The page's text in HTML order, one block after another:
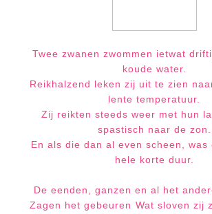
Twee zwanen zwommen ietwat
koude water.
Reikhalzend leken zij uit te zien
lente temperatuur.
Zij reikten steeds weer met hun
spastisch naar de zon.
En als die dan al even scheen, was
hele korte duur.
De eenden, ganzen en al het
Zagen het gebeuren Wat sloven zij